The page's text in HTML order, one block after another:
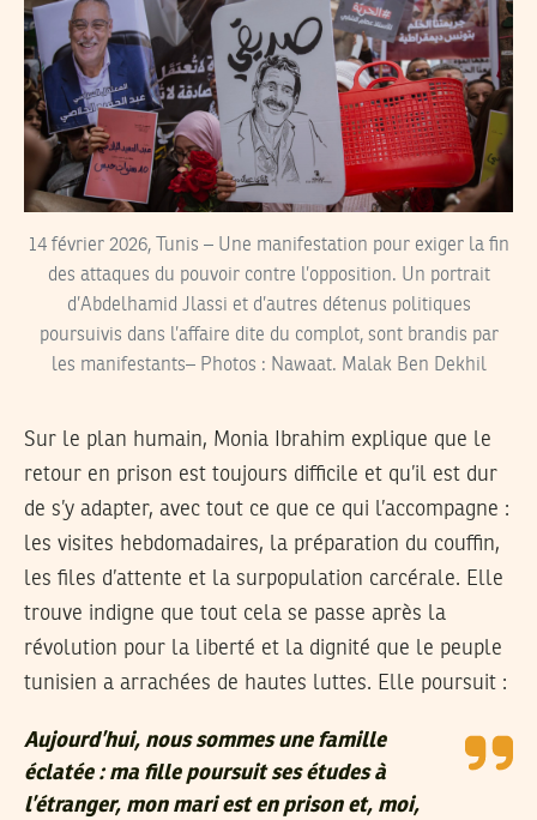
14 février 2026, Tunis – Une manifestation pour exiger la fin
des attaques du pouvoir contre l’opposition. Un portrait
d’Abdelhamid Jlassi et d’autres détenus politiques
poursuivis dans l’affaire dite du complot, sont brandis par
les manifestants– Photos : Nawaat. Malak Ben Dekhil
Sur le plan humain, Monia Ibrahim explique que le
retour en prison est toujours difficile et qu’il est dur
de s’y adapter, avec tout ce que ce qui l’accompagne :
les visites hebdomadaires, la préparation du couffin,
les files d’attente et la surpopulation carcérale. Elle
trouve indigne que tout cela se passe après la
révolution pour la liberté et la dignité que le peuple
tunisien a arrachées de hautes luttes. Elle poursuit :
Aujourd’hui, nous sommes une famille
éclatée : ma fille poursuit ses études à
l’étranger, mon mari est en prison et, moi,